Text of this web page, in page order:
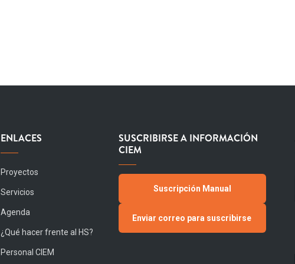
ENLACES
Proyectos
Servicios
Agenda
¿Qué hacer frente al HS?
Personal CIEM
SUSCRIBIRSE A INFORMACIÓN
CIEM
Suscripción Manual
Enviar correo para suscribirse